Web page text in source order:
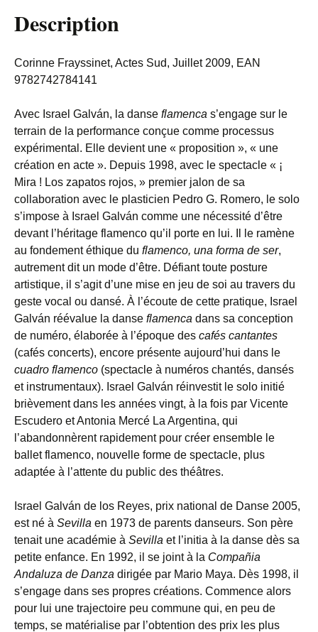
Description
Corinne Frayssinet, Actes Sud, Juillet 2009, EAN
9782742784141
Avec Israel Galván, la danse flamenca s’engage sur le
terrain de la performance conçue comme processus
expérimental. Elle devient une « proposition », « une
création en acte ». Depuis 1998, avec le spectacle « ¡
Mira ! Los zapatos rojos, » premier jalon de sa
collaboration avec le plasticien Pedro G. Romero, le solo
s’impose à Israel Galván comme une nécessité d’être
devant l’héritage flamenco qu’il porte en lui. Il le ramène
au fondement éthique du flamenco, una forma de ser,
autrement dit un mode d’être. Défiant toute posture
artistique, il s’agit d’une mise en jeu de soi au travers du
geste vocal ou dansé. À l’écoute de cette pratique, Israel
Galván réévalue la danse flamenca dans sa conception
de numéro, élaborée à l’époque des cafés cantantes
(cafés concerts), encore présente aujourd’hui dans le
cuadro flamenco (spectacle à numéros chantés, dansés
et instrumentaux). Israel Galván réinvestit le solo initié
brièvement dans les années vingt, à la fois par Vicente
Escudero et Antonia Mercé La Argentina, qui
l’abandonnèrent rapidement pour créer ensemble le
ballet flamenco, nouvelle forme de spectacle, plus
adaptée à l’attente du public des théâtres.
Israel Galván de los Reyes, prix national de Danse 2005,
est né à Sevilla en 1973 de parents danseurs. Son père
tenait une académie à Sevilla et l’initia à la danse dès sa
petite enfance. En 1992, il se joint à la Compañia
Andaluza de Danza dirigée par Mario Maya. Dès 1998, il
s’engage dans ses propres créations. Commence alors
pour lui une trajectoire peu commune qui, en peu de
temps, se matérialise par l’obtention des prix les plus